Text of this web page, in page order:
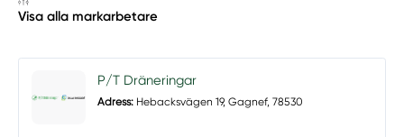
Visa alla markarbetare
P/T Dräneringar
Adress: Hebacksvägen 19, Gagnef, 78530